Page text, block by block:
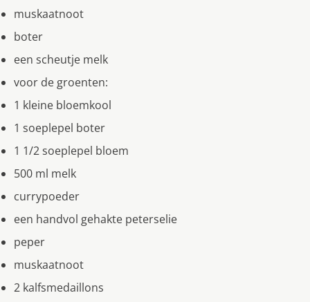
muskaatnoot
boter
een scheutje melk
voor de groenten:
1 kleine bloemkool
1 soeplepel boter
1 1/2 soeplepel bloem
500 ml melk
currypoeder
een handvol gehakte peterselie
peper
muskaatnoot
2 kalfsmedaillons